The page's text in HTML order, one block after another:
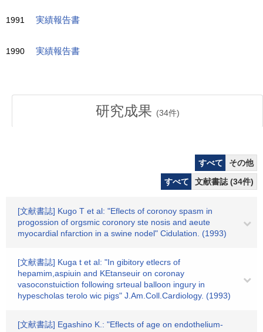
1991 実績報告書
1990 実績報告書
研究成果 (34件)
すべて
その他
すべて
文献書誌 (34件)
[文献書誌] Kugo T et al: "Eflects of coronoy spasm in
progossion of orgsmic coronory ste nosis and aeute
myocardial nfarction in a swine nodel" Cidulation. (1993)
[文献書誌] Kuga t et al: "In gibitory etlecrs of
hepamim,aspiuin and KEtanseuir on coronay
vasoconstuiction following srteual balloon ingury in
hypescholas terolo wic pigs" J.Am.Coll.Cardiology. (1993)
[文献書誌] Egashino K.: "Eflects of age on endothelium-